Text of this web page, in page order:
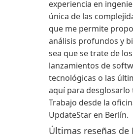
experiencia en
única de las
que me permite
análisis profundos y
sea que se trate de
lanzamientos de
tecnológicas o las
aquí para
Trabajo desde la
UpdateStar en Berlín.
Últimas reseñas de